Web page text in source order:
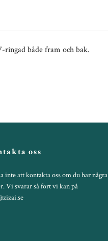
både fram och bak.
oss
inte att kontakta oss om du har några
Vi svarar så fort vi kan på